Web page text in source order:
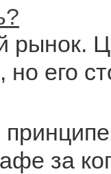
рынок.
его
за